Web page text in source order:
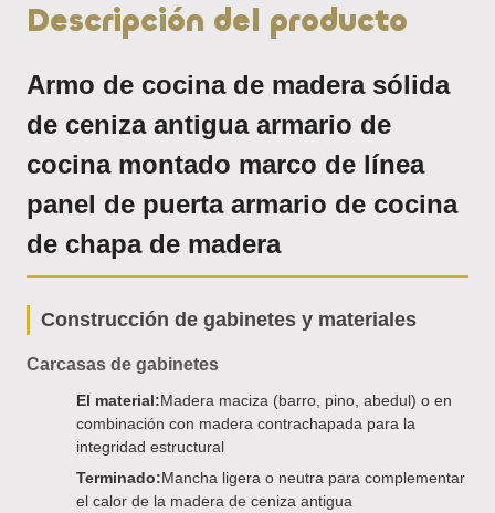
Descripción del producto
Armo de cocina de madera sólida
de ceniza antigua armario de
cocina montado marco de línea
panel de puerta armario de cocina
de chapa de madera
Construcción de gabinetes y materiales
Carcasas de gabinetes
El material:Madera maciza (barro, pino, abedul) o en
combinación con madera contrachapada para la
integridad estructural
Terminado:Mancha ligera o neutra para complementar
el calor de la madera de ceniza antigua